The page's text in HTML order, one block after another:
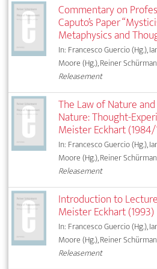
Commentary on
Caputo’s Paper
Metaphysics and
In: Francesco Guercio (Hg.),
Moore (Hg.), Reiner
Releasement
The Law of Nature
Nature: Thought-
Meister Eckhart
In: Francesco Guercio (Hg.),
Moore (Hg.), Reiner
Releasement
Introduction to
Meister Eckhart (1993)
In: Francesco Guercio (Hg.),
Moore (Hg.), Reiner
Releasement